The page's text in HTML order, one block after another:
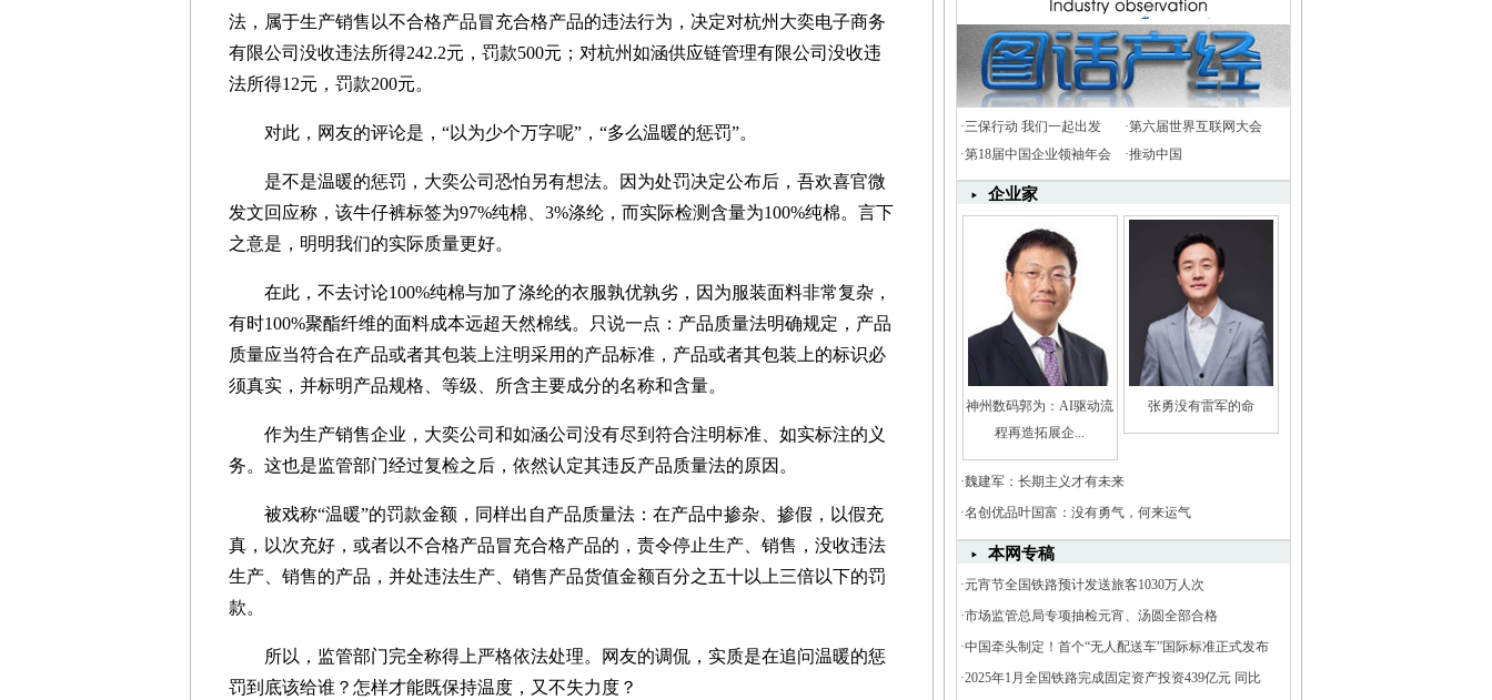
法，属于生产销售以不合格产品冒充合格产品的违法行为，决定对杭州大奕电子商务
有限公司没收违法所得242.2元，罚款500元；对杭州如涵供应链管理有限公司没收违
法所得12元，罚款200元。
对此，网友的评论是，“以为少个万字呢”，“多么温暖的惩罚”。
是不是温暖的惩罚，大奕公司恐怕另有想法。因为处罚决定公布后，吾欢喜官微
发文回应称，该牛仔裤标签为97%纯棉、3%涤纶，而实际检测含量为100%纯棉。言下
之意是，明明我们的实际质量更好。
在此，不去讨论100%纯棉与加了涤纶的衣服孰优孰劣，因为服装面料非常复杂，
有时100%聚酯纤维的面料成本远超天然棉线。只说一点：产品质量法明确规定，产品
质量应当符合在产品或者其包装上注明采用的产品标准，产品或者其包装上的标识必
须真实，并标明产品规格、等级、所含主要成分的名称和含量。
作为生产销售企业，大奕公司和如涵公司没有尽到符合注明标准、如实标注的义
务。这也是监管部门经过复检之后，依然认定其违反产品质量法的原因。
被戏称“温暖”的罚款金额，同样出自产品质量法：在产品中掺杂、掺假，以假充
真，以次充好，或者以不合格产品冒充合格产品的，责令停止生产、销售，没收违法
生产、销售的产品，并处违法生产、销售产品货值金额百分之五十以上三倍以下的罚
款。
所以，监管部门完全称得上严格依法处理。网友的调侃，实质是在追问温暖的惩
罚到底该给谁？怎样才能既保持温度，又不失力度？
·三保行动 我们一起出发 ·第六届世界互联网大会
·第18届中国企业领袖年会 ·推动中国
企业家
神州数码郭为：AI驱动流
程再造拓展企...
张勇没有雷军的命
·魏建军：长期主义才有未来
·名创优品叶国富：没有勇气，何来运气
本网专稿
·元宵节全国铁路预计发送旅客1030万人次
·市场监管总局专项抽检元宵、汤圆全部合格
·中国牵头制定！首个“无人配送车”国际标准正式发布
·2025年1月全国铁路完成固定资产投资439亿元 同比